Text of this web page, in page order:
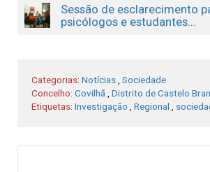
Sessão de esclarecimento
psicólogos e estudantes...
Categorias: Notícias, Sociedade
Concelho: Covilhã, Distrito de Castelo
Etiquetas: Investigação , Regional ,